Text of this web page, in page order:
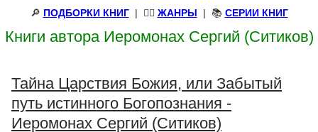
🔎 ПОДБОРКИ КНИГ| 🧝‍♀️ ЖАНРЫ | 📚 СЕРИИ КНИГ
Книги автора Иеромонах Сергий (Ситиков)
Тайна Царствия Божия, или Забытый
путь истинного Богопознания -
Иеромонах Сергий (Ситиков)